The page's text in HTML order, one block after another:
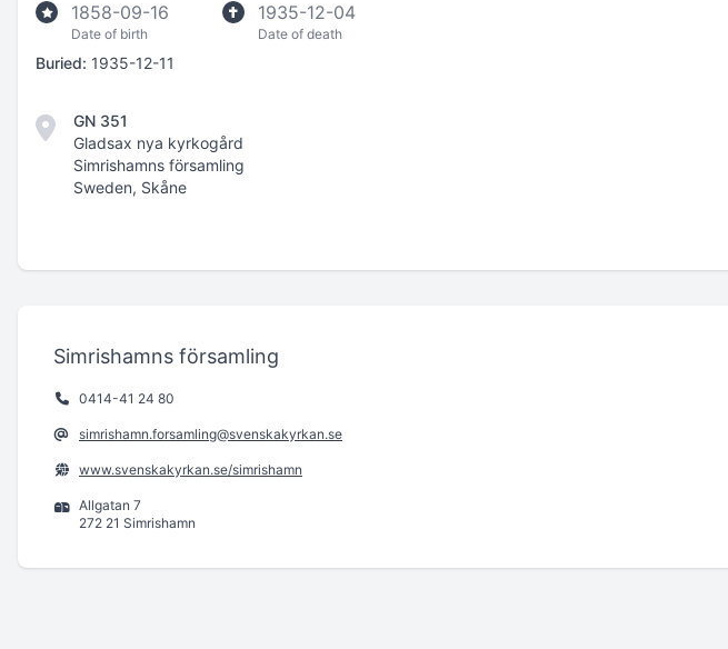
1858-09-16
Date of birth
1935-12-04
Date of death
Buried: 1935-12-11
GN 351
Gladsax nya kyrkogård
Simrishamns församling
Sweden, Skåne
Simrishamns församling
0414-41 24 80
simrishamn.forsamling@svenskakyrkan.se
www.svenskakyrkan.se/simrishamn
Allgatan 7
272 21 Simrishamn